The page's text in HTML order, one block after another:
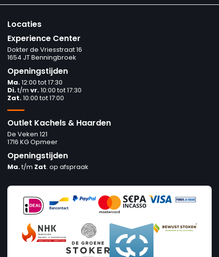
Locaties
Experience Center
Dokter de Vriesstraat 16
1654 JT Benningbroek
Openingstijden
Ma.12:00 tot 17:30
Di.t/m vr.10:00 tot 17:30
Zat.10:00 tot 17:00
Outlet Kachels & Haarden
De Veken 121
1716 KG Opmeer
Openingstijden
Ma.t/m Zat. op afspraak